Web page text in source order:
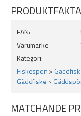
PRODUKTFAKTA
EAN:
Varumärke:
Kategori:
Fiskespön >
Gäddfiske >
MATCHANDE